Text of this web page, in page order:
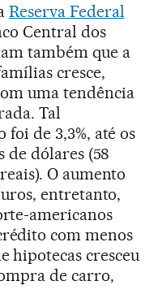
Reserva Federal
Central dos
também que a
cresce,
uma tendência
Tal
foi de 3,3%, até os
de dólares (58
O aumento
entretanto,
americanos
com menos
hipotecas cresceu
de carro,